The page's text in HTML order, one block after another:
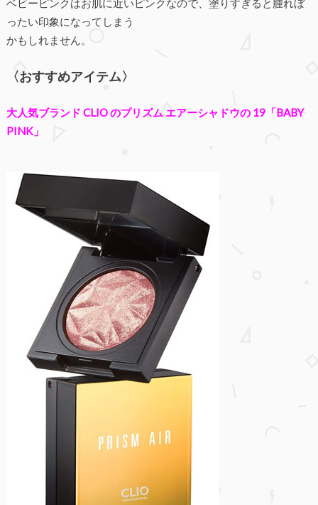
ベビーピンクはお肌に近いピンクなので、塗りすぎると腫れぼ
ったい印象になってしまう
かもしれません。
〈おすすめアイテム〉
大人気ブランド CLIO のプリズム エアーシャドウの 19「BABY
PINK」